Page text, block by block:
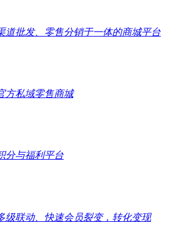
道批发、零售分销于一体的商城平台
方私域零售商城
分与福利平台
级联动、快速会员裂变，转化变现